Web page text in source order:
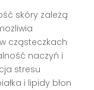
skóry zależą
cząsteczkach
naczyń i
stresu
i lipidy błon